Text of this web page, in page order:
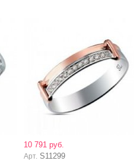
10 791 руб.
Арт. S11299